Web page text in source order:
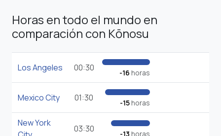
Horas en todo el mundo en
comparación con Kōnosu
Los Angeles 00:30 -16 horas
Mexico City 01:30 -15horas
New York
03:30 -13 horas